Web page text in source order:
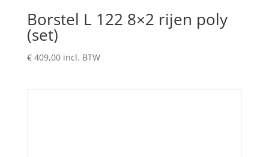
Borstel L 122 8×2 rijen poly
(set)
€409,00 incl. BTW